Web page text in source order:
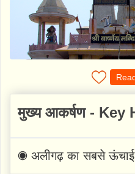
मुख्य आकर्षण - Key
◉ अलीगढ़ का सबसे ऊंचाई